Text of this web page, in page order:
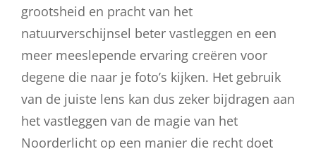
grootsheid en pracht van het
natuurverschijnsel beter vastleggen en een
meer meeslepende ervaring creëren voor
degene die naar je foto’s kijken. Het gebruik
van de juiste lens kan dus zeker bijdragen aan
het vastleggen van de magie van het
Noorderlicht op een manier die recht doet